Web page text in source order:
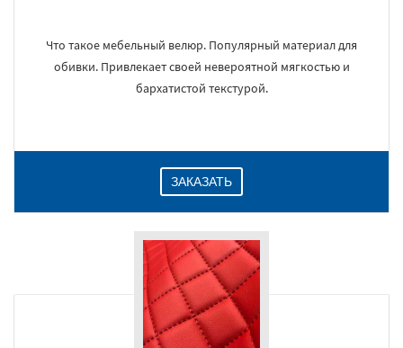
Что такое мебельный велюр. Популярный материал для
обивки. Привлекает своей невероятной мягкостью и
бархатистой текстурой.
ЗАКАЗАТЬ